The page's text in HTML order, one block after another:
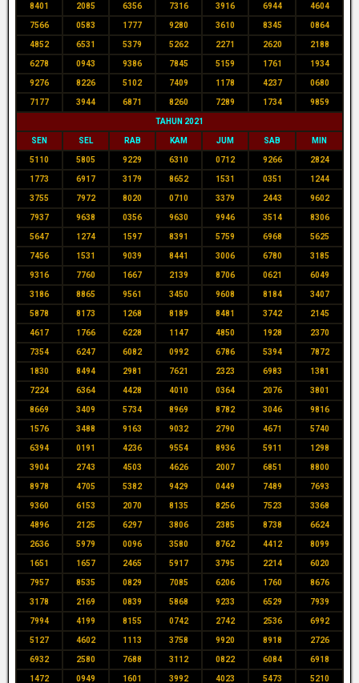
8401 2085 6356 7316 3916 6944 4604
7566 0583 1777 9280 3610 8345 0864
4852 6531 5379 5262 2271 2620 2188
6278 0943 9386 7845 5159 1761 1934
9276 8226 5102 7409 1178 4237 0680
7177 3944 6871 8260 7289 1734 9859
TAHUN 2021
SEN SEL RAB KAM JUM SAB MIN
5110 5805 9229 6310 0712 9266 2824
1773 6917 3179 8652 1531 0351 1244
3755 7972 8020 0710 3379 2443 9602
7937 9638 0356 9630 9946 3514 8306
5647 1274 1597 8391 5759 6968 5625
7456 1531 9039 8441 3006 6780 3185
9316 7760 1667 2139 8706 0621 6049
3186 8865 9561 3450 9608 8184 3407
5878 8173 1268 8189 8481 3742 2145
4617 1766 6228 1147 4850 1928 2370
7354 6247 6082 0992 6786 5394 7872
1830 8494 2981 7621 2323 6983 1381
7224 6364 4428 4010 0364 2076 3801
8669 3409 5734 8969 8782 3046 9816
1576 3488 9163 9032 2790 4671 5740
6394 0191 4236 9554 8936 5911 1298
3904 2743 4503 4626 2007 6851 8800
8978 4705 5382 9429 0449 7489 7693
9360 6153 2070 8135 8256 7523 3368
4896 2125 6297 3806 2385 8738 6624
2636 5979 0096 3580 8762 4412 8099
1651 1657 2465 5917 3795 2214 6020
7957 8535 0829 7085 6206 1760 8676
3178 2169 0839 5868 9233 6529 7939
7994 4199 8155 0742 2742 2536 6992
5127 4602 1113 3758 9920 8918 2726
6932 2580 7688 3112 0822 6084 6918
1472 0949 1601 3992 4023 5473 5210